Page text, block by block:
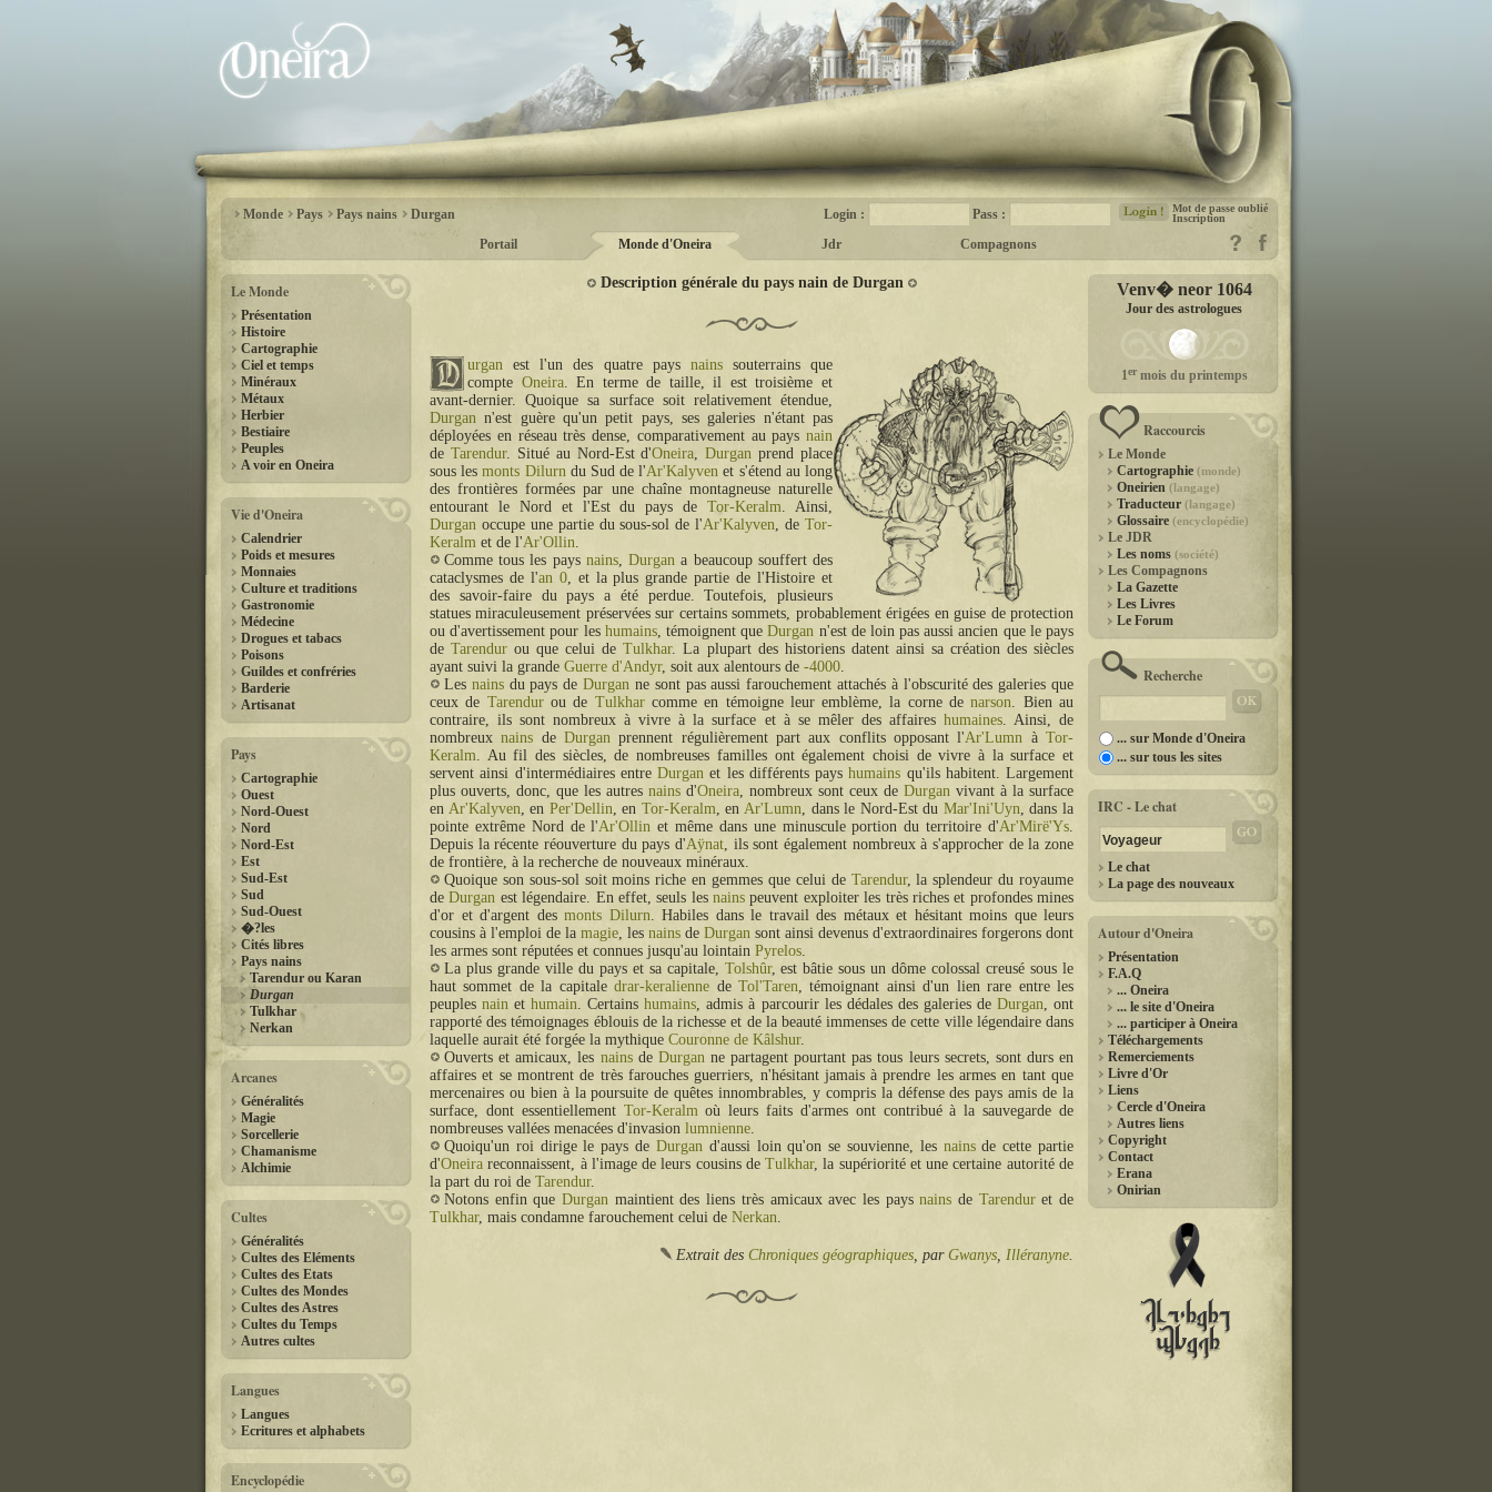
Monde Pays Pays nains Durgan Login : Pass :
Mot de passe oublié
Inscription
Portail Monde d'Oneira Jdr Compagnons
Le Monde
Présentation
Histoire
Cartographie
Ciel et temps
Minéraux
Métaux
Herbier
Bestiaire
Peuples
A voir en Oneira
Vie d'Oneira
Calendrier
Poids et mesures
Monnaies
Culture et traditions
Gastronomie
Médecine
Drogues et tabacs
Poisons
Guildes et confréries
Barderie
Artisanat
Pays
Cartographie
Ouest
Nord-Ouest
Nord
Nord-Est
Est
Sud-Est
Sud
Sud-Ouest
�?les
Cités libres
Pays nains
Tarendur ou Karan
Durgan
Tulkhar
Nerkan
Arcanes
Généralités
Magie
Sorcellerie
Chamanisme
Alchimie
Cultes
Généralités
Cultes des Eléments
Cultes des Etats
Cultes des Mondes
Cultes des Astres
Cultes du Temps
Autres cultes
Langues
Langues
Ecritures et alphabets
Encyclopédie
Venv� neor 1064
Jour des astrologues
1ermois du printemps
Raccourcis
Le Monde
Cartographie (monde)
Oneirien (langage)
Traducteur (langage)
Glossaire (encyclopédie)
Le JDR
Les noms (société)
Les Compagnons
La Gazette
Les Livres
Le Forum
Recherche
... sur Monde d'Oneira
... sur tous les sites
IRC - Le chat
Le chat
La page des nouveaux
Autour d'Oneira
Présentation
F.A.Q
... Oneira
... le site d'Oneira
... participer à Oneira
Téléchargements
Remerciements
Livre d'Or
Liens
Cercle d'Oneira
Autres liens
Copyright
Contact
Erana
Onirian
Description générale du pays nain de Durgan
urgan est l'un des quatre pays nainssouterrains que
compte Oneira. En terme de taille, il est troisième et
avant-dernier. Quoique sa surface soit relativement étendue,
Durgan n'est guère qu'un petit pays, ses galeries n'étant pas
déployées en réseau très dense, comparativement au pays nain
de Tarendur. Situé au Nord-Est d'Oneira,Durgan prend place
sous lesmonts Dilurndu Sud de l'Ar'Kalyven et s'étend au long
des frontières formées par une chaîne montagneuse naturelle
entourant le Nord et l'Est du pays deTor-Keralm. Ainsi,
Durgan occupe une partie du sous-sol de l'Ar'Kalyven, deTor-
Keralm et de l'Ar'Ollin.
Comme tous les pays nains,Durgan a beaucoup souffert des
cataclysmes de l'an 0, et la plus grande partie de l'Histoire et
des savoir-faire du pays a été perdue. Toutefois, plusieurs
statues miraculeusement préservées sur certains sommets, probablement érigées en guise de protection
ou d'avertissement pour les humains, témoignent queDurgan n'est de loin pas aussi ancien que le pays
deTarendur ou que celui deTulkhar. La plupart des historiens datent ainsi sa création des siècles
ayant suivi la grande Guerre d'Andyr, soit aux alentours de -4000.
Les nainsdu pays deDurgan ne sont pas aussi farouchement attachés à l'obscurité des galeries que
ceux de Tarendurou de Tulkharcomme en témoigne leur emblème, la corne denarson. Bien au
contraire, ils sont nombreux à vivre à la surface et à se mêler des affaires humaines. Ainsi, de
nombreuxnains deDurgan prennent régulièrement part aux conflits opposant l'Ar'Lumn àTor-
Keralm. Au fil des siècles, de nombreuses familles ont également choisi de vivre à la surface et
servent ainsi d'intermédiaires entre Durgan et les différents payshumains qu'ils habitent. Largement
plus ouverts, donc, que les autres nains d'Oneira, nombreux sont ceux de Durgan vivant à la surface
en Ar'Kalyven, en Per'Dellin, en Tor-Keralm, enAr'Lumn, dans le Nord-Est du Mar'Ini'Uyn, dans la
pointe extrême Nord de l'Ar'Ollin et même dans une minuscule portion du territoire d'Ar'Mirë'Ys.
Depuis la récente réouverture du pays d'Aÿnat, ils sont également nombreux à s'approcher de la zone
de frontière, à la recherche de nouveaux minéraux.
Quoique son sous-sol soit moins riche en gemmes que celui de Tarendur, la splendeur du royaume
deDurgan est légendaire. En effet, seuls les nains peuvent exploiter les très riches et profondes mines
d'or et d'argent des monts Dilurn. Habiles dans le travail des métaux et hésitant moins que leurs
cousins à l'emploi de la magie, les nains de Durgan sont ainsi devenus d'extraordinaires forgerons dont
les armes sont réputées et connues jusqu'au lointain Pyrelos.
La plus grande ville du pays et sa capitale, Tolshûr, est bâtie sous un dôme colossal creusé sous le
haut sommet de la capitaledrar-keralienne deTol'Taren, témoignant ainsi d'un lien rare entre les
peuplesnain ethumain. Certainshumains, admis à parcourir les dédales des galeries de Durgan, ont
rapporté des témoignages éblouis de la richesse et de la beauté immenses de cette ville légendaire dans
laquelle aurait été forgée la mythique Couronne de Kâlshur.
Ouverts et amicaux, les nainsde Durganne partagent pourtant pas tous leurs secrets, sont durs en
affaires et se montrent de très farouches guerriers, n'hésitant jamais à prendre les armes en tant que
mercenaires ou bien à la poursuite de quêtes innombrables, y compris la défense des pays amis de la
surface, dont essentiellement Tor-Keralmoù leurs faits d'armes ont contribué à la sauvegarde de
nombreuses vallées menacées d'invasion lumnienne.
Quoiqu'un roi dirige le pays de Durgand'aussi loin qu'on se souvienne, les nainsde cette partie
d'Oneira reconnaissent, à l'image de leurs cousins deTulkhar, la supériorité et une certaine autorité de
la part du roi de Tarendur.
Notons enfin queDurgan maintient des liens très amicaux avec les paysnains de Tarenduret de
Tulkhar, mais condamne farouchement celui de Nerkan.
Extrait des Chroniques géographiques, par Gwanys, Illéranyne.